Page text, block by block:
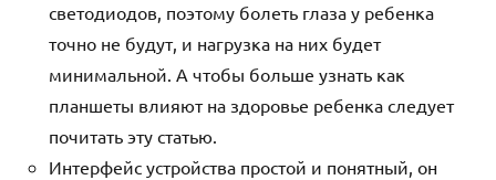
светодиодов, поэтому болеть глаза у ребенка
точно не будут, и нагрузка на них будет
минимальной. А чтобы больше узнать как
планшеты влияют на здоровье ребенка следует
почитать эту статью.
Интерфейс устройства простой и понятный, он